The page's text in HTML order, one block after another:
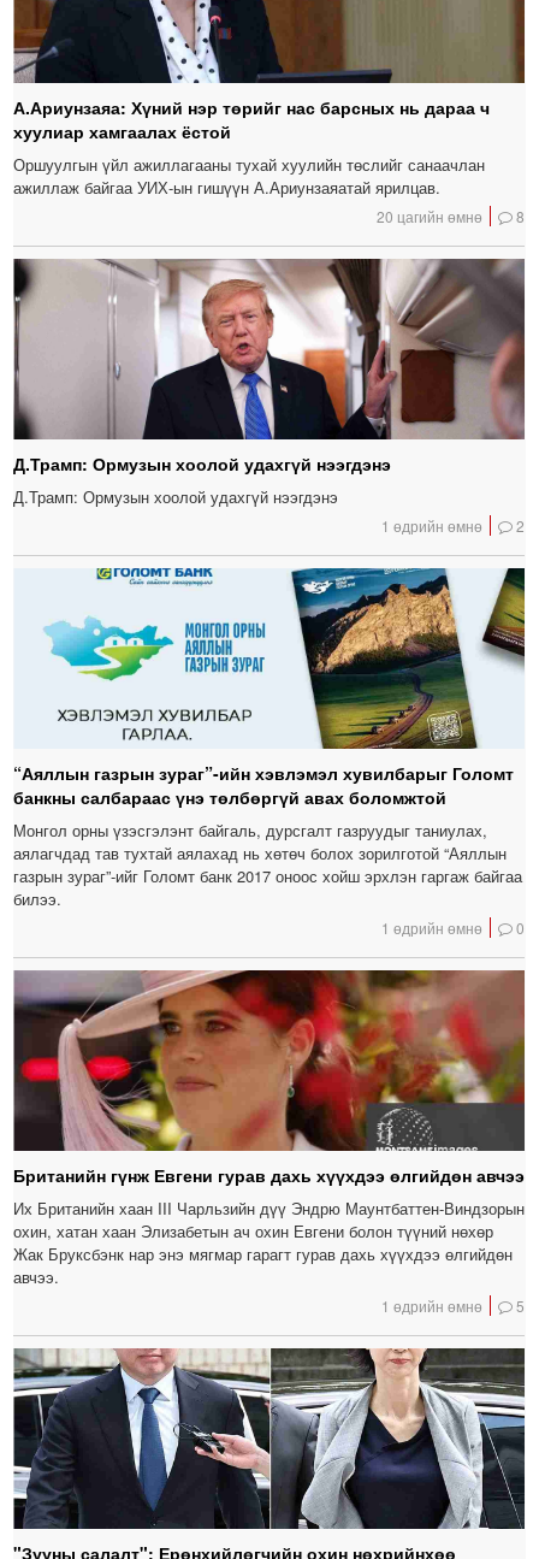
А.Ариунзаяа: Хүний нэр төрийг нас барсных нь дараа ч
хуулиар хамгаалах ёстой
Оршуулгын үйл ажиллагааны тухай хуулийн төслийг санаачлан
ажиллаж байгаа УИХ-ын гишүүн А.Ариунзаяатай ярилцав.
20 цагийн өмнө 8
Д.Трамп: Ормузын хоолой удахгүй нээгдэнэ
Д.Трамп: Ормузын хоолой удахгүй нээгдэнэ
1 өдрийн өмнө 2
“Аяллын газрын зураг”-ийн хэвлэмэл хувилбарыг Голомт
банкны салбараас үнэ төлбөргүй авах боломжтой
Монгол орны үзэсгэлэнт байгаль, дурсгалт газруудыг таниулах,
аялагчдад тав тухтай аялахад нь хөтөч болох зорилготой “Аяллын
газрын зураг”-ийг Голомт банк 2017 оноос хойш эрхлэн гаргаж байгаа
билээ.
1 өдрийн өмнө 0
Британийн гүнж Евгени гурав дахь хүүхдээ өлгийдөн авчээ
Их Британийн хаан III Чарльзийн дүү Эндрю Маунтбаттен-Виндзорын
охин, хатан хаан Элизабетын ач охин Евгени болон түүний нөхөр
Жак Бруксбэнк нар энэ мягмар гарагт гурав дахь хүүхдээ өлгийдөн
авчээ.
1 өдрийн өмнө 5
"Зууны салалт": Ерөнхийлөгчийн охин нөхрийнхөө